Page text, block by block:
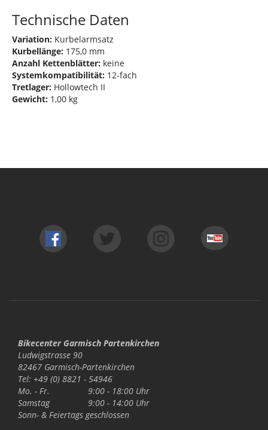
Technische Daten
Variation: Kurbelarmsatz
Kurbellänge: 175,0 mm
Anzahl Kettenblätter: keine
Systemkompatibilität: 12-fach
Tretlager: Hollowtech II
Gewicht: 1,00 kg
Bikecenter Garmisch Partenkirchen
Ludwigstrasse 90
82467 Garmisch-Partenkirchen
Tel: +49 (0) 8821 - 54946
Mo. - Fr.
9:00 - 18:00 Uhr
Samstag
9:00 - 14:00 Uhr
Sonn- & Feiertags geschlossen